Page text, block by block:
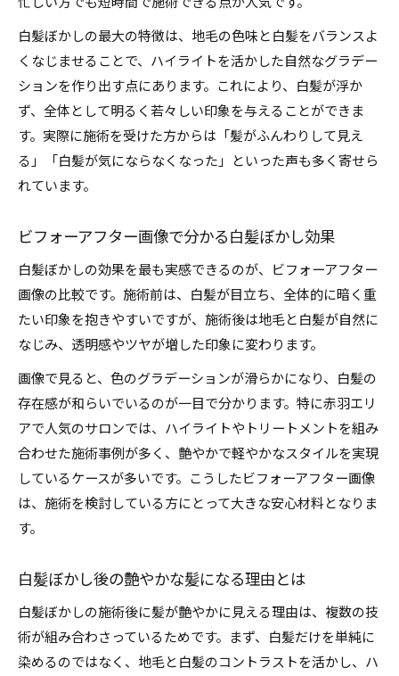
白髪ぼかしの最大の特徴は、地毛の色味と白髪をバランスよ
くなじませることで、ハイライトを活かした自然なグラデー
ションを作り出す点にあります。これにより、白髪が浮か
ず、全体として明るく若々しい印象を与えることができま
す。実際に施術を受けた方からは「髪がふんわりして見え
る」「白髪が気にならなくなった」といった声も多く寄せら
れています。
ビフォーアフター画像で分かる白髪ぼかし効果
白髪ぼかしの効果を最も実感できるのが、ビフォーアフター
画像の比較です。施術前は、白髪が目立ち、全体的に暗く重
たい印象を抱きやすいですが、施術後は地毛と白髪が自然に
なじみ、透明感やツヤが増した印象に変わります。
画像で見ると、色のグラデーションが滑らかになり、白髪の
存在感が和らいでいるのが一目で分かります。特に赤羽エリ
アで人気のサロンでは、ハイライトやトリートメントを組み
合わせた施術事例が多く、艶やかで軽やかなスタイルを実現
しているケースが多いです。こうしたビフォーアフター画像
は、施術を検討している方にとって大きな安心材料となりま
す。
白髪ぼかし後の艶やかな髪になる理由とは
白髪ぼかしの施術後に髪が艶やかに見える理由は、複数の技
術が組み合わさっているためです。まず、白髪だけを単純に
染めるのではなく、地毛と白髪のコントラストを活かし、ハ